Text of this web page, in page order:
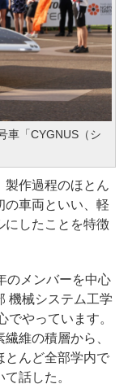
車「CYGNUS（シ
作過程のほとん
の車両といい、軽
にしたことを特徴
のメンバーを中心
機械システム工学
やっています。
維の積層から、
とんど全部学内で
話した。